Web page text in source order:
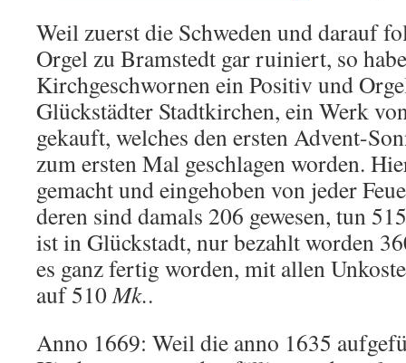
Weil zuerst die Schweden und darauf
Orgel zu Bramstedt gar ruiniert, so
Kirchgeschwornen ein Positiv und
Glückstädter Stadtkirchen, ein Werk
gekauft, welches den ersten Advent-
zum ersten Mal geschlagen worden.
gemacht und eingehoben von jeder
deren sind damals 206 gewesen, tun
ist in Glückstadt, nur bezahlt worden
es ganz fertig worden, mit allen
auf 510Mk..
Anno 1669: Weil die anno 1635